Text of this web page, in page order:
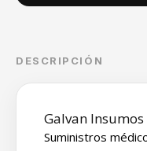
DESCRIPCIÓN
Galvan
Suministros